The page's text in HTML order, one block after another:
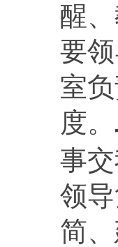
醒
要
室
度。
事
领
简